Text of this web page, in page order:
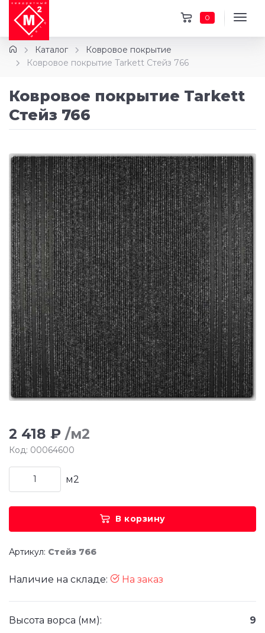
0
Каталог
Ковровое покрытие
Ковровое покрытие Tarkett Стейз 766
Ковровое покрытие Tarkett
Стейз 766
2 418 ₽ /м2
Код: 00064600
м2
В корзину
Артикул: Стейз 766
Наличие на складе: На заказ
Высота ворса (мм):
9